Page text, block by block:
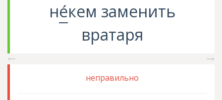
не́кем заменить
вратаря
неправильно